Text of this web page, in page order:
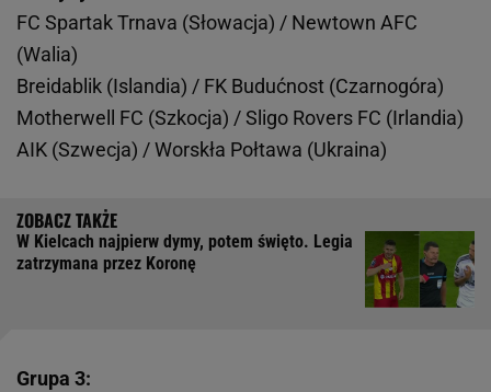
FC Spartak Trnava (Słowacja) / Newtown AFC
(Walia)
Breidablik (Islandia) / FK Budućnost (Czarnogóra)
Motherwell FC (Szkocja) / Sligo Rovers FC (Irlandia)
AIK (Szwecja) / Worskła Połtawa (Ukraina)
W Kielcach najpierw dymy, potem święto. Legia
zatrzymana przez Koronę
Grupa 3: